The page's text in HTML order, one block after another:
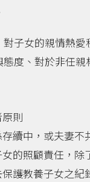
對子女的親情熱
度、對於非任親
則
續中，或夫妻不
的照顧責任，除
護教養子女之紀